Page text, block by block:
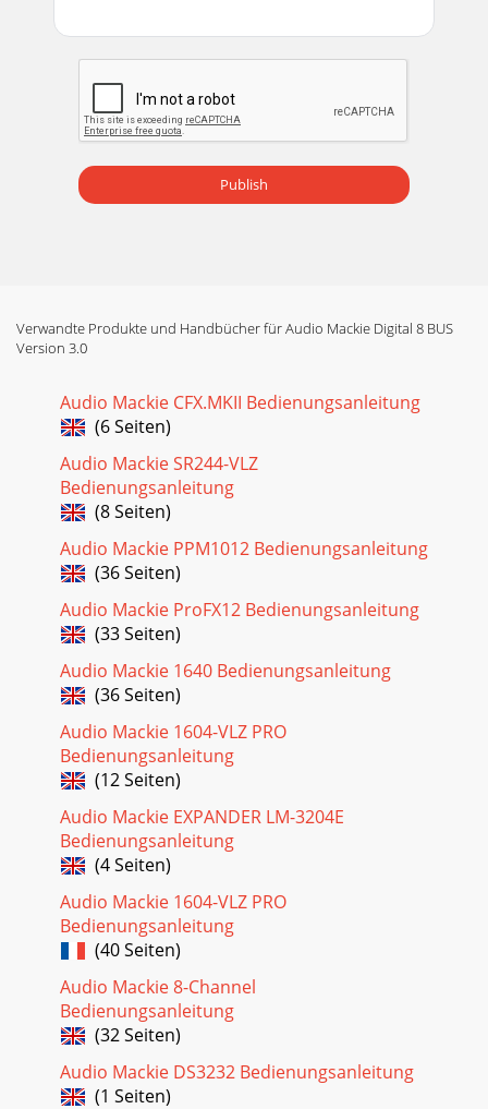
Publish
Verwandte Produkte und Handbücher für Audio Mackie Digital 8 BUS
Version 3.0
Audio Mackie CFX.MKII Bedienungsanleitung
(6 Seiten)
Audio Mackie SR244-VLZ
Bedienungsanleitung
(8 Seiten)
Audio Mackie PPM1012 Bedienungsanleitung
(36 Seiten)
Audio Mackie ProFX12 Bedienungsanleitung
(33 Seiten)
Audio Mackie 1640 Bedienungsanleitung
(36 Seiten)
Audio Mackie 1604-VLZ PRO
Bedienungsanleitung
(12 Seiten)
Audio Mackie EXPANDER LM-3204E
Bedienungsanleitung
(4 Seiten)
Audio Mackie 1604-VLZ PRO
Bedienungsanleitung
(40 Seiten)
Audio Mackie 8-Channel
Bedienungsanleitung
(32 Seiten)
Audio Mackie DS3232 Bedienungsanleitung
(1 Seiten)